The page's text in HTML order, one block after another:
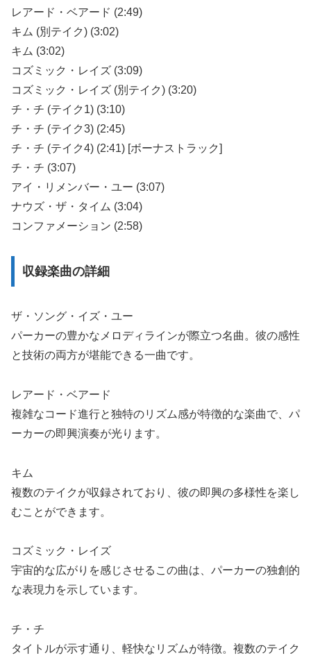
レアード・ベアード (2:49)
キム (別テイク) (3:02)
キム (3:02)
コズミック・レイズ (3:09)
コズミック・レイズ (別テイク) (3:20)
チ・チ (テイク1) (3:10)
チ・チ (テイク3) (2:45)
チ・チ (テイク4) (2:41) [ボーナストラック]
チ・チ (3:07)
アイ・リメンバー・ユー (3:07)
ナウズ・ザ・タイム (3:04)
コンファメーション (2:58)
収録楽曲の詳細
ザ・ソング・イズ・ユー
パーカーの豊かなメロディラインが際立つ名曲。彼の感性
と技術の両方が堪能できる一曲です。
レアード・ベアード
複雑なコード進行と独特のリズム感が特徴的な楽曲で、パ
ーカーの即興演奏が光ります。
キム
複数のテイクが収録されており、彼の即興の多様性を楽し
むことができます。
コズミック・レイズ
宇宙的な広がりを感じさせるこの曲は、パーカーの独創的
な表現力を示しています。
チ・チ
タイトルが示す通り、軽快なリズムが特徴。複数のテイク